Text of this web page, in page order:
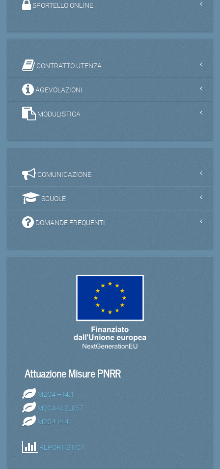
SPORTELLO ONLINE
CONTRATTO UTENZA
AGEVOLAZIONI
MODULISTICA
COMUNICAZIONE
SCUOLE
DOMANDE FREQUENTI
Attuazione Misure PNRR
M2C4 – I4.1
M2C4-I4.2_057
M2C4-I4.4
REPORTISTICA